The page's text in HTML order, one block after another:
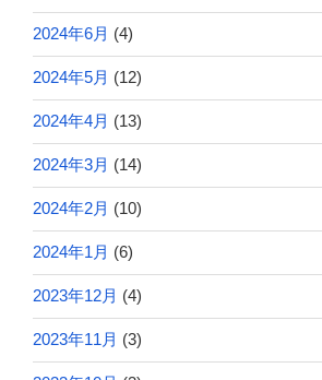
2024年6月 (4)
2024年5月 (12)
2024年4月 (13)
2024年3月 (14)
2024年2月 (10)
2024年1月 (6)
2023年12月 (4)
2023年11月 (3)